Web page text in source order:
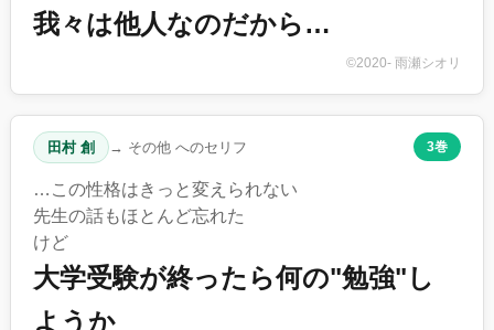
我々は他人なのだから…
©2020- 雨瀬シオリ
田村 創 → その他 へのセリフ 3巻
…この性格はきっと変えられない
先生の話もほとんど忘れた
けど
大学受験が終ったら何の"勉強"し
ようか